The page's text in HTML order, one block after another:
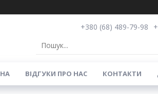
+380 (68) 489-79-98
ВIДГУКИ ПРО НАС КОНТАКТИ